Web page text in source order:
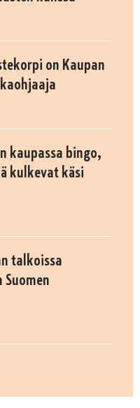
on Kaupan
kaupassa bingo,
kulkevat käsi
talkoissa